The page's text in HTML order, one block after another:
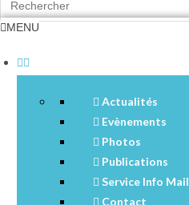
MENU
Actualités
Evènements
Photos
Publications
Service Info Mail
Contact